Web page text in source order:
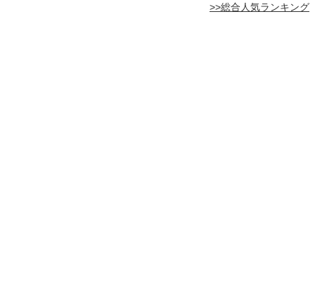
>>総合人気ランキング